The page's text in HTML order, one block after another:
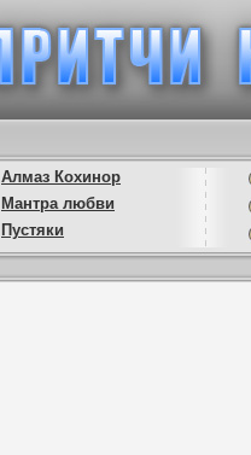
Алмаз Кохинор
Мантра любви
Пустяки